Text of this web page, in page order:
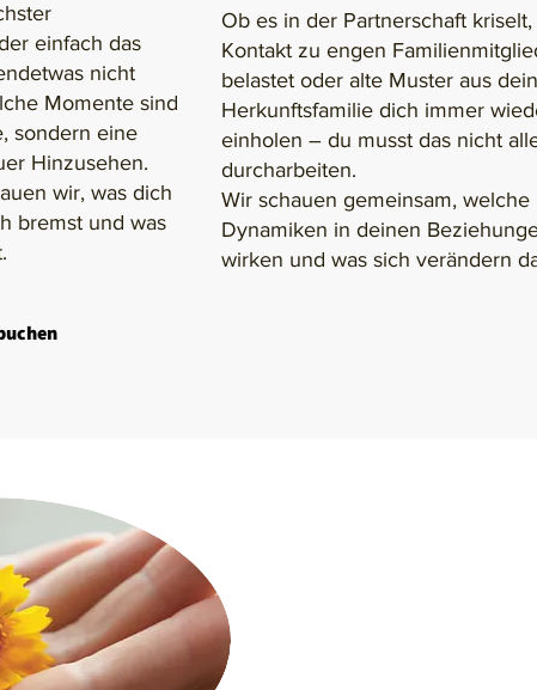
einfach das
nicht
Momente sind
sondern eine
Hinzusehen.
wir, was dich
bremst und was
Ob es in der Partnerschaft
Kontakt zu engen
belastet oder alte Muster aus
Herkunftsfamilie dich immer
einholen – du musst das nicht
durcharbeiten.
Wir schauen gemeinsam, welche
Dynamiken in deinen
wirken und was sich verändern